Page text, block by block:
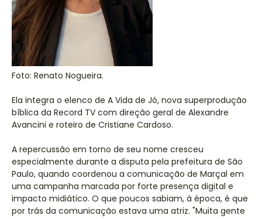
Foto: Renato Nogueira.
Ela integra o elenco de A Vida de Jó, nova superprodução
bíblica da Record TV com direção geral de Alexandre
Avancini e roteiro de Cristiane Cardoso.
A repercussão em torno de seu nome cresceu
especialmente durante a disputa pela prefeitura de São
Paulo, quando coordenou a comunicação de Marçal em
uma campanha marcada por forte presença digital e
impacto midiático. O que poucos sabiam, à época, é que
por trás da comunicação estava uma atriz. "Muita gente